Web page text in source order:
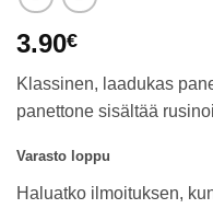
3.90€
Klassinen, laadukas
panettone sisältää
Varasto loppu
Haluatko ilmoituksen,